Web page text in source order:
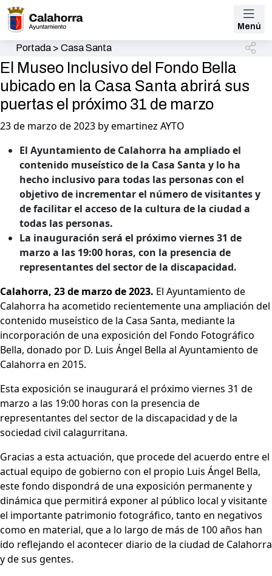
Menú
Portada> Casa Santa
El Museo Inclusivo del Fondo Bella
ubicado en la Casa Santa abrirá sus
puertas el próximo 31 de marzo
23 de marzo de 2023 by emartinez AYTO
El Ayuntamiento de Calahorra ha ampliado el
contenido museístico de la Casa Santa y lo ha
hecho inclusivo para todas las personas con el
objetivo de incrementar el número de visitantes y
de facilitar el acceso de la cultura de la ciudad a
todas las personas.
La inauguración será el próximo viernes 31 de
marzo a las 19:00 horas, con la presencia de
representantes del sector de la discapacidad.
Calahorra, 23 de marzo de 2023. El Ayuntamiento de
Calahorra ha acometido recientemente una ampliación del
contenido museístico de la Casa Santa, mediante la
incorporación de una exposición del Fondo Fotográfico
Bella, donado por D. Luis Ángel Bella al Ayuntamiento de
Calahorra en 2015.
Esta exposición se inaugurará el próximo viernes 31 de
marzo a las 19:00 horas con la presencia de
representantes del sector de la discapacidad y de la
sociedad civil calagurritana.
Gracias a esta actuación, que procede del acuerdo entre el
actual equipo de gobierno con el propio Luis Ángel Bella,
este fondo dispondrá de una exposición permanente y
dinámica que permitirá exponer al público local y visitante
el importante patrimonio fotográfico, tanto en negativos
como en material, que a lo largo de más de 100 años han
ido reflejando el acontecer diario de la ciudad de Calahorra
y de sus gentes.